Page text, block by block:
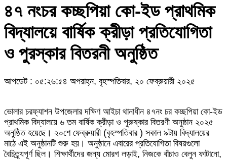
৪৭ নংচর কচ্ছপিয়া কো-ইড প্রাথমিক
বিদ্যালয়ে বার্ষিক ক্রীড়া প্রতিযোগিতা
ও পুরস্কার বিতরনী অনুষ্ঠিত
আপডেট : ০৫:২৬:৫৪ অপরাহ্ন, বৃহস্পতিবার, ২০ ফেব্রুয়ারী ২০২৫
ভোলার চরফ্যাশন উপজেলার দক্ষিণ আইচা থানাধীন ৪৭নং চর কচ্ছপিয়া কো-ইড
প্রাথমিক বিদ্যালয়ে ৬ তম বার্ষিক ক্রীড়া ও পুরুষ্কার বিতরণী অনুষ্ঠান ২০২৫
অনুষ্ঠিত হয়েছে। ২০শে ফেব্রুয়ারী (বৃহস্পতিবার ) সকাল ৯টায় বিদ্যালয়ের
মাঠে এই অনুষ্ঠানটি শুরু হয়। অনুষ্ঠানে এবারের প্রতিযোগিতা বিষয়গুলো
বৈচিত্র্যপূর্ণ ছিল। শিক্ষার্থীদের জন্য মোরগ লড়াই, নিজকে বাঁচাও বেলুন ফাটানো,